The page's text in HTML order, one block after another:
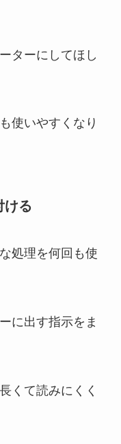
ターにしてほし
使いやすくなり
ける
処理を何回も使
に出す指示をま
くて読みにくく